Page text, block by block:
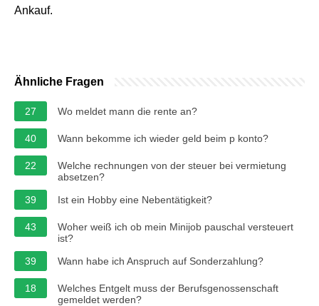
Ankauf.
Ähnliche Fragen
27 Wo meldet mann die rente an?
40 Wann bekomme ich wieder geld beim p konto?
22
Welche rechnungen von der steuer bei vermietung
absetzen?
39
Ist ein Hobby eine Nebentätigkeit?
43
Woher weiß ich ob mein Minijob pauschal versteuert
ist?
39
Wann habe ich Anspruch auf Sonderzahlung?
18
Welches Entgelt muss der Berufsgenossenschaft
gemeldet werden?